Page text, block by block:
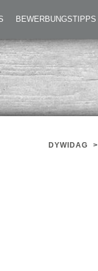
BEWERBUNGSTIPPS
DYWIDAG >